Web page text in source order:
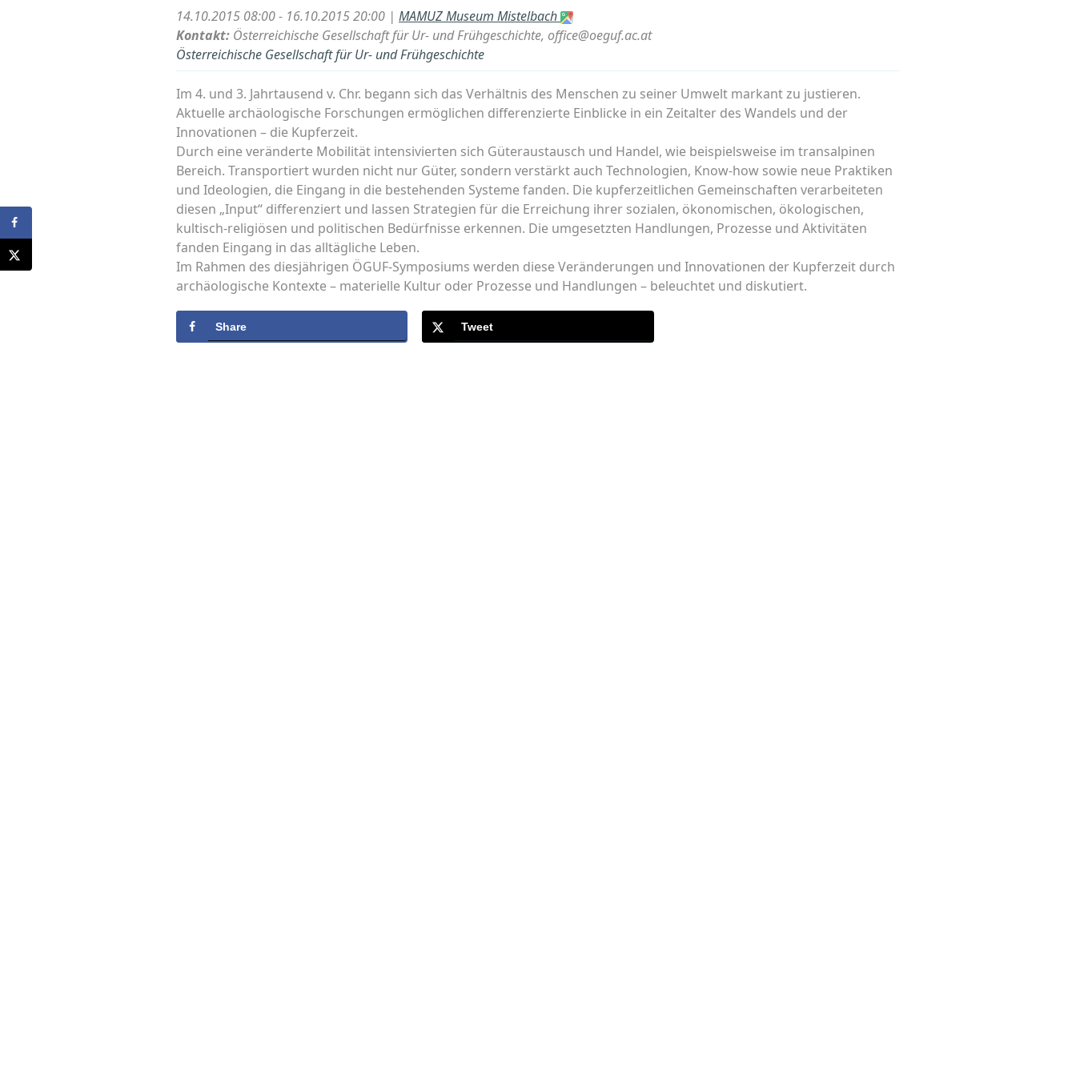
14.10.2015 08:00 - 16.10.2015 20:00 | MAMUZ Museum Mistelbach
Kontakt: Österreichische Gesellschaft für Ur- und Frühgeschichte, office@oeguf.ac.at
Österreichische Gesellschaft für Ur- und Frühgeschichte
Im 4. und 3. Jahrtausend v. Chr. begann sich das Verhältnis des Menschen zu seiner Umwelt markant zu justieren.
Aktuelle archäologische Forschungen ermöglichen differenzierte Einblicke in ein Zeitalter des Wandels und der
Innovationen – die Kupferzeit.
Durch eine veränderte Mobilität intensivierten sich Güteraustausch und Handel, wie beispielsweise im transalpinen
Bereich. Transportiert wurden nicht nur Güter, sondern verstärkt auch Technologien, Know-how sowie neue Praktiken
und Ideologien, die Eingang in die bestehenden Systeme fanden. Die kupferzeitlichen Gemeinschaften verarbeiteten
diesen „Input“ differenziert und lassen Strategien für die Erreichung ihrer sozialen, ökonomischen, ökologischen,
kultisch-religiösen und politischen Bedürfnisse erkennen. Die umgesetzten Handlungen, Prozesse und Aktivitäten
fanden Eingang in das alltägliche Leben.
Im Rahmen des diesjährigen ÖGUF-Symposiums werden diese Veränderungen und Innovationen der Kupferzeit durch
archäologische Kontexte – materielle Kultur oder Prozesse und Handlungen – beleuchtet und diskutiert.
Share Tweet